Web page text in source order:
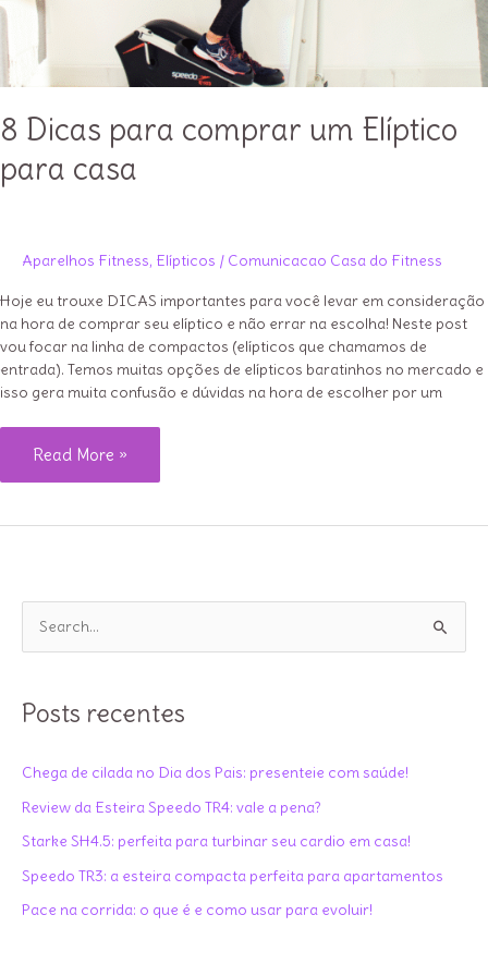
8 Dicas para comprar um Elíptico
para casa
Aparelhos Fitness, Elípticos / Comunicacao Casa do Fitness
Hoje eu trouxe DICAS importantes para você levar em consideração
na hora de comprar seu elíptico e não errar na escolha! Neste post
vou focar na linha de compactos (elípticos que chamamos de
entrada). Temos muitas opções de elípticos baratinhos no mercado e
isso gera muita confusão e dúvidas na hora de escolher por um
8
Dicas
Elíptico
para
casa
Read More »
q
i
s
o
Posts recentes
Chega de cilada no Dia dos Pais: presenteie com saúde!
Review da Esteira Speedo TR4: vale a pena?
Starke SH4.5: perfeita para turbinar seu cardio em casa!
Speedo TR3: a esteira compacta perfeita para apartamentos
Pace na corrida: o que é e como usar para evoluir!